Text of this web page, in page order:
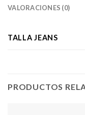
VALORACIONES (0)
TALLA JEANS
PRODUCTOS